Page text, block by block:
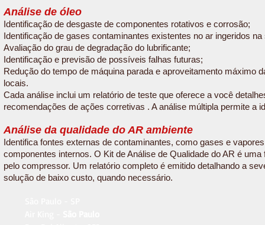
Análise de óleo
Identificação de desgaste de componentes rotativos e corrosão;
Identificação de gases contaminantes existentes no ar ingeridos
Avaliação do grau de degradação do lubrificante;
Identificação e previsão de possíveis falhas futuras;
Redução do tempo de máquina parada e aproveitamento máximo
locais.
Cada análise inclui um relatório de teste que oferece a você
recomendações de ações corretivas . A análise múltipla permite a
Análise da qualidade do AR ambiente
Identifica fontes externas de contaminantes, como gases e
componentes internos. O Kit de Análise de Qualidade do AR é
pelo compressor. Um relatório completo é emitido detalhando a
solução de baixo custo, quando necessário.